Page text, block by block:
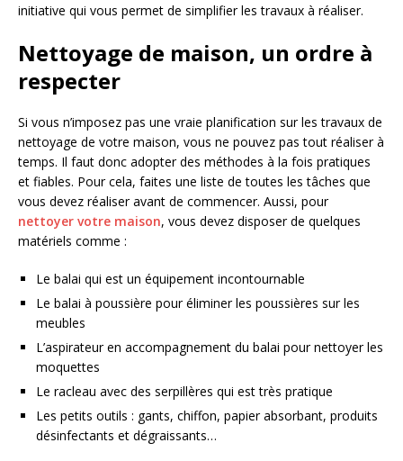
initiative qui vous permet de simplifier les travaux à réaliser.
Nettoyage de maison, un ordre à
respecter
Si vous n’imposez pas une vraie planification sur les travaux de
nettoyage de votre maison, vous ne pouvez pas tout réaliser à
temps. Il faut donc adopter des méthodes à la fois pratiques
et fiables. Pour cela, faites une liste de toutes les tâches que
vous devez réaliser avant de commencer. Aussi, pour
nettoyer votre maison, vous devez disposer de quelques
matériels comme :
Le balai qui est un équipement incontournable
Le balai à poussière pour éliminer les poussières sur les
meubles
L’aspirateur en accompagnement du balai pour nettoyer les
moquettes
Le racleau avec des serpillères qui est très pratique
Les petits outils : gants, chiffon, papier absorbant, produits
désinfectants et dégraissants…